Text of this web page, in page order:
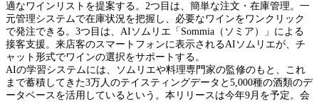
適なワインリストを提案する。2つ目は、簡単な注文・在庫管理。一
元管理システムで在庫状況を把握し、必要なワインをワンクリック
で発注できる。3つ目は、AIソムリエ「Sommia（ソミア）」による
接客支援。来店客のスマートフォンに表示されるAIソムリエが、チ
ャット形式でワインの選択をサポートする。
AIの学習システムには、ソムリエや料理専門家の監修のもと、これ
まで蓄積してきた3万人のテイスティングデータと5,000種の酒類のデ
ータベースを活用しているという。本リリースは今年9月を予定。会